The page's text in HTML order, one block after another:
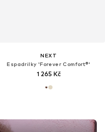
NEXT
Espadrilky 'Forever Comfort®'
1 265 Kč